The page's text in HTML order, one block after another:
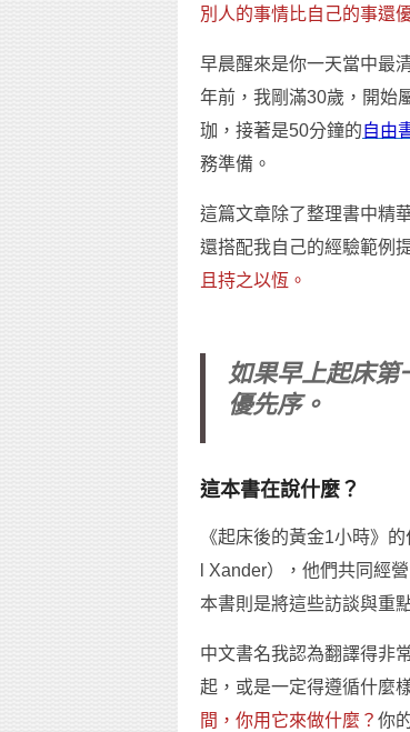
別人的事情比自己的事還
早晨醒來是你一天當中最
年前，我剛滿30歲，開始
珈，接著是50分鐘的自由
務準備。
這篇文章除了整理書中精
還搭配我自己的經驗範例
且持之以恆。
如果早上起床第
優先序。
這本書在說什麼？
《起床後的黃金1小時》
l Xander），他們共同經
本書則是將這些訪談與重
中文書名我認為翻譯得非
起，或是一定得遵循什麼
間，你用它來做什麼？ 你